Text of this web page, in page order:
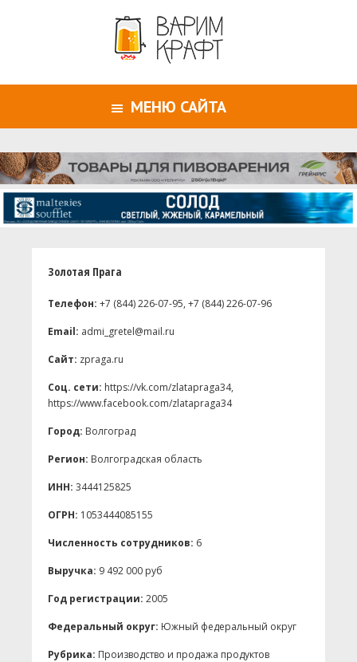
МЕНЮ САЙТА
Золотая Прага
Телефон: +7 (844) 226-07-95, +7 (844) 226-07-96
Email: admi_gretel@mail.ru
Сайт: zpraga.ru
Соц. сети: https://vk.com/zlatapraga34,
https://www.facebook.com/zlatapraga34
Город: Волгоград
Регион: Волгоградская область
ИНН: 3444125825
ОГРН: 1053444085155
Численность сотрудников: 6
Выручка: 9 492 000 руб
Год регистрации: 2005
Федеральный округ: Южный федеральный округ
Рубрика: Производство и продажа продуктов